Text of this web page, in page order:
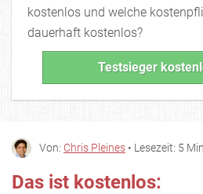
kostenlos und welche
dauerhaft kostenlos?
Testsieger
Von: Chris Pleines • Lesezeit: 5
Das ist kostenlos: